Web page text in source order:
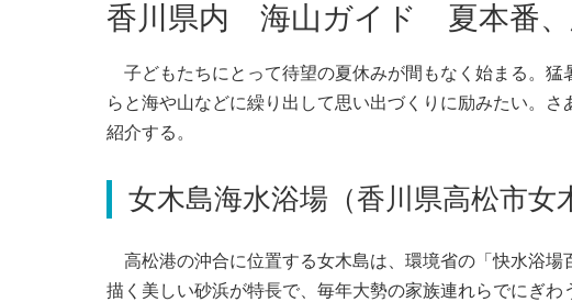
香川県内 海山ガイド 夏本番、
子どもたちにとって待望の夏休みが間もなく始まる。
らと海や山などに繰り出して思い出づくりに励みたい。
紹介する。
女木島海水浴場（香川県高松市女
高松港の沖合に位置する女木島は、環境省の「快水浴
描く美しい砂浜が特長で、毎年大勢の家族連れらでにぎ